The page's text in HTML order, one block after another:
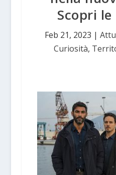
Scopri
Feb 21, 2023 |
Curiosità,